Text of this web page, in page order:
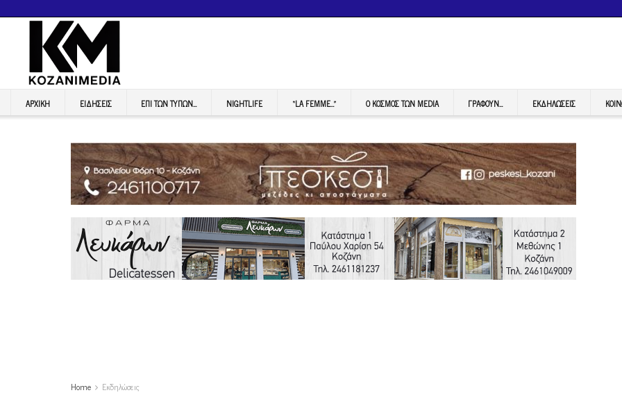
ΑΡΧΙΚΉ ΕΙΔΉΣΕΙΣ ΕΠI ΤΩΝ ΤΥΠΩΝ… NIGHTLIFE “LA FEMME…” Ο ΚΟΣΜΟΣ ΤΩΝ MEDIA ΓΡΆΦΟΥΝ… ΕΚΔΗΛΏΣΕΙΣ
Home Εκδηλώσεις